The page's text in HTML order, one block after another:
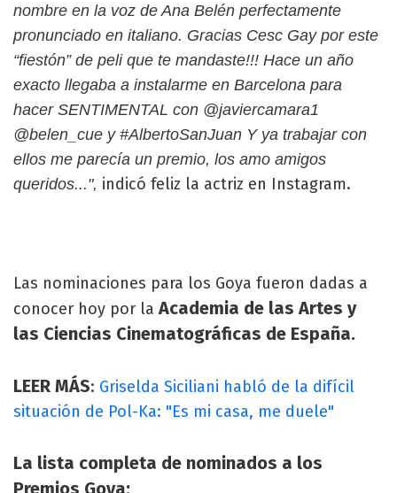
nombre en la voz de Ana Belén perfectamente
pronunciado en italiano. Gracias Cesc Gay por este
“fiestón” de peli que te mandaste!!! Hace un año
exacto llegaba a instalarme en Barcelona para
hacer SENTIMENTAL con @javiercamara1
@belen_cue y #AlbertoSanJuan Y ya trabajar con
ellos me parecía un premio, los amo amigos
queridos...", indicó feliz la actriz en Instagram.
Las nominaciones para los Goya fueron dadas a
conocer hoy por laAcademia de las Artes y
las Ciencias Cinematográficas de España.
LEER MÁS: Griselda Siciliani habló de la difícil
situación de Pol-Ka: "Es mi casa, me duele"
La lista completa de nominados a los
Premios Goya: